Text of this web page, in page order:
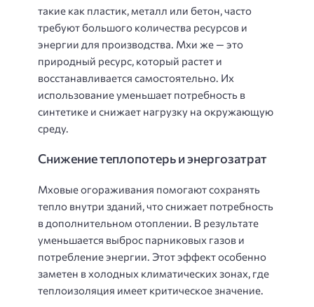
такие как пластик, металл или бетон, часто
требуют большого количества ресурсов и
энергии для производства. Мхи же — это
природный ресурс, который растет и
восстанавливается самостоятельно. Их
использование уменьшает потребность в
синтетике и снижает нагрузку на окружающую
среду.
Снижение теплопотерь и энергозатрат
Мховые огораживания помогают сохранять
тепло внутри зданий, что снижает потребность
в дополнительном отоплении. В результате
уменьшается выброс парниковых газов и
потребление энергии. Этот эффект особенно
заметен в холодных климатических зонах, где
теплоизоляция имеет критическое значение.